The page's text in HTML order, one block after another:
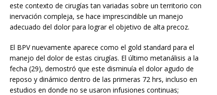
este contexto de cirugías tan variadas sobre un territorio con
inervación compleja, se hace imprescindible un manejo
adecuado del dolor para lograr el objetivo de alta precoz.
El BPV nuevamente aparece como el gold standard para el
manejo del dolor de estas cirugías. El último metanálisis a la
fecha (29), demostró que este disminuía el dolor agudo de
reposo y dinámico dentro de las primeras 72 hrs, incluso en
estudios en donde no se usaron infusiones continuas;